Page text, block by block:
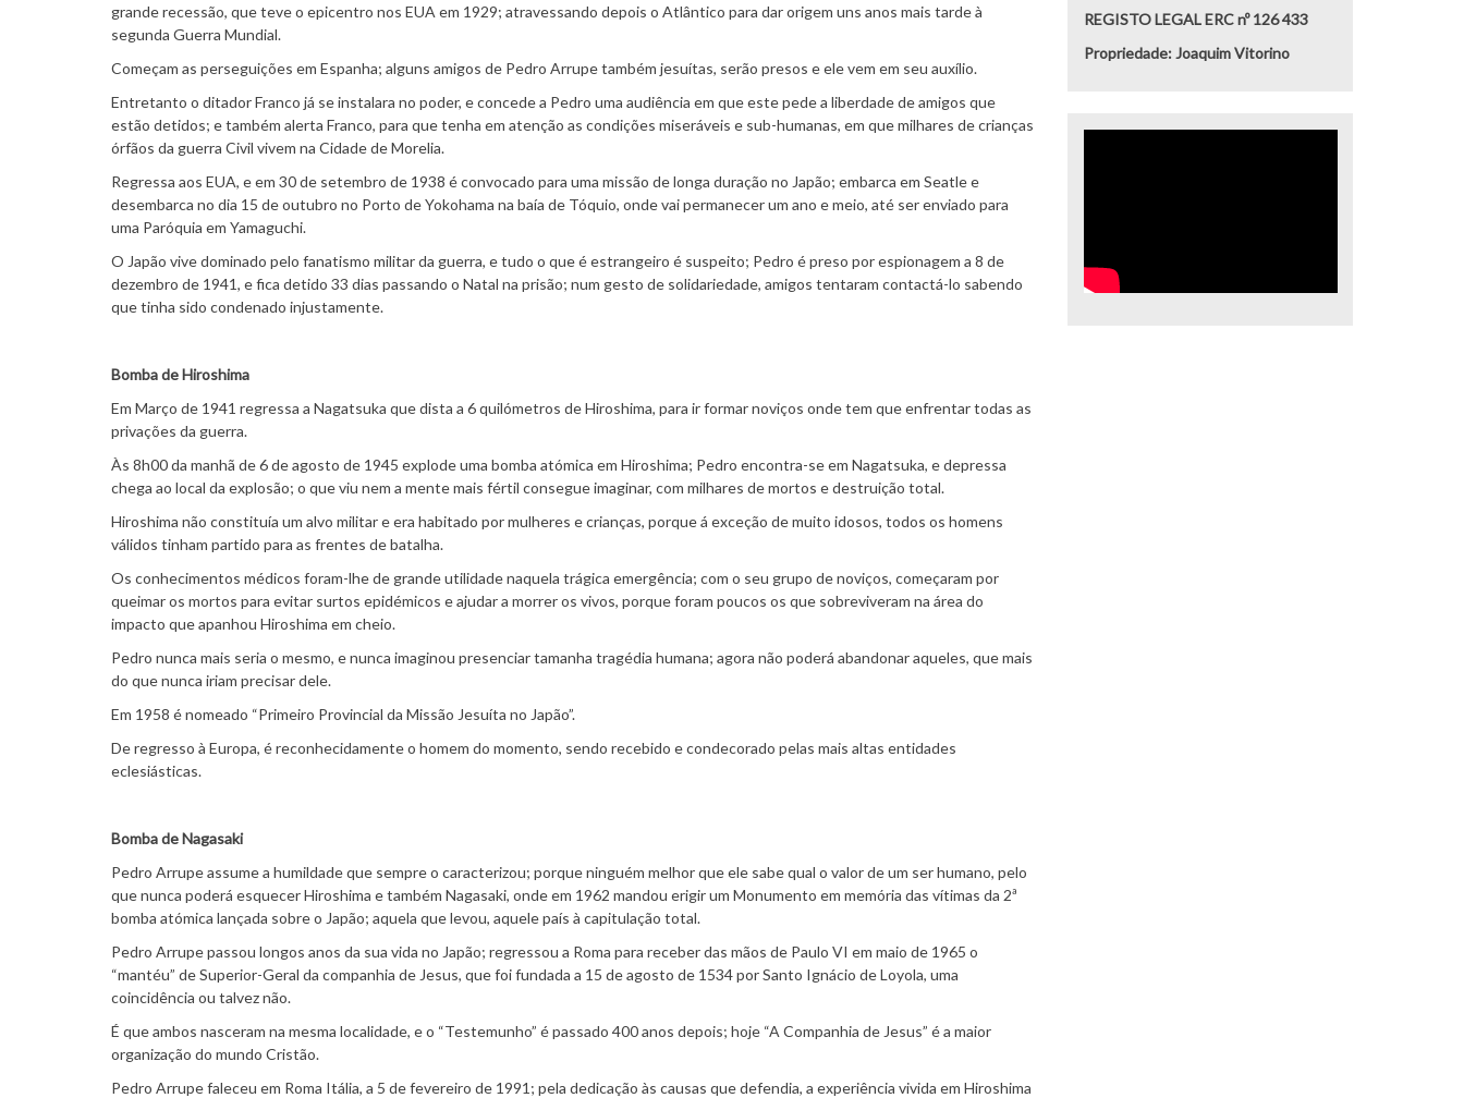
grande recessão, que teve o epicentro nos EUA em 1929; atravessando depois o Atlântico para dar origem uns anos mais tarde à
segunda Guerra Mundial.
Começam as perseguições em Espanha; alguns amigos de Pedro Arrupe também jesuítas, serão presos e ele vem em seu auxílio.
Entretanto o ditador Franco já se instalara no poder, e concede a Pedro uma audiência em que este pede a liberdade de amigos que
estão detidos; e também alerta Franco, para que tenha em atenção as condições miseráveis e sub-humanas, em que milhares de crianças
órfãos da guerra Civil vivem na Cidade de Morelia.
Regressa aos EUA, e em 30 de setembro de 1938 é convocado para uma missão de longa duração no Japão; embarca em Seatle e
desembarca no dia 15 de outubro no Porto de Yokohama na baía de Tóquio, onde vai permanecer um ano e meio, até ser enviado para
uma Paróquia em Yamaguchi.
O Japão vive dominado pelo fanatismo militar da guerra, e tudo o que é estrangeiro é suspeito; Pedro é preso por espionagem a 8 de
dezembro de 1941, e fica detido 33 dias passando o Natal na prisão; num gesto de solidariedade, amigos tentaram contactá-lo sabendo
que tinha sido condenado injustamente.
Bomba de Hiroshima
Em Março de 1941 regressa a Nagatsuka que dista a 6 quilómetros de Hiroshima, para ir formar noviços onde tem que enfrentar todas as
privações da guerra.
Às 8h00 da manhã de 6 de agosto de 1945 explode uma bomba atómica em Hiroshima; Pedro encontra-se em Nagatsuka, e depressa
chega ao local da explosão; o que viu nem a mente mais fértil consegue imaginar, com milhares de mortos e destruição total.
Hiroshima não constituía um alvo militar e era habitado por mulheres e crianças, porque á exceção de muito idosos, todos os homens
válidos tinham partido para as frentes de batalha.
Os conhecimentos médicos foram-lhe de grande utilidade naquela trágica emergência; com o seu grupo de noviços, começaram por
queimar os mortos para evitar surtos epidémicos e ajudar a morrer os vivos, porque foram poucos os que sobreviveram na área do
impacto que apanhou Hiroshima em cheio.
Pedro nunca mais seria o mesmo, e nunca imaginou presenciar tamanha tragédia humana; agora não poderá abandonar aqueles, que mais
do que nunca iriam precisar dele.
Em 1958 é nomeado “Primeiro Provincial da Missão Jesuíta no Japão”.
De regresso à Europa, é reconhecidamente o homem do momento, sendo recebido e condecorado pelas mais altas entidades
eclesiásticas.
Bomba de Nagasaki
Pedro Arrupe assume a humildade que sempre o caracterizou; porque ninguém melhor que ele sabe qual o valor de um ser humano, pelo
que nunca poderá esquecer Hiroshima e também Nagasaki, onde em 1962 mandou erigir um Monumento em memória das vítimas da 2ª
bomba atómica lançada sobre o Japão; aquela que levou, aquele país à capitulação total.
Pedro Arrupe passou longos anos da sua vida no Japão; regressou a Roma para receber das mãos de Paulo VI em maio de 1965 o
“mantéu” de Superior-Geral da companhia de Jesus, que foi fundada a 15 de agosto de 1534 por Santo Ignácio de Loyola, uma
coincidência ou talvez não.
É que ambos nasceram na mesma localidade, e o “Testemunho” é passado 400 anos depois; hoje “A Companhia de Jesus” é a maior
organização do mundo Cristão.
Pedro Arrupe faleceu em Roma Itália, a 5 de fevereiro de 1991; pela dedicação às causas que defendia, a experiência vivida em Hiroshima
REGISTO LEGAL ERC nº 126 433
Propriedade: Joaquim Vitorino